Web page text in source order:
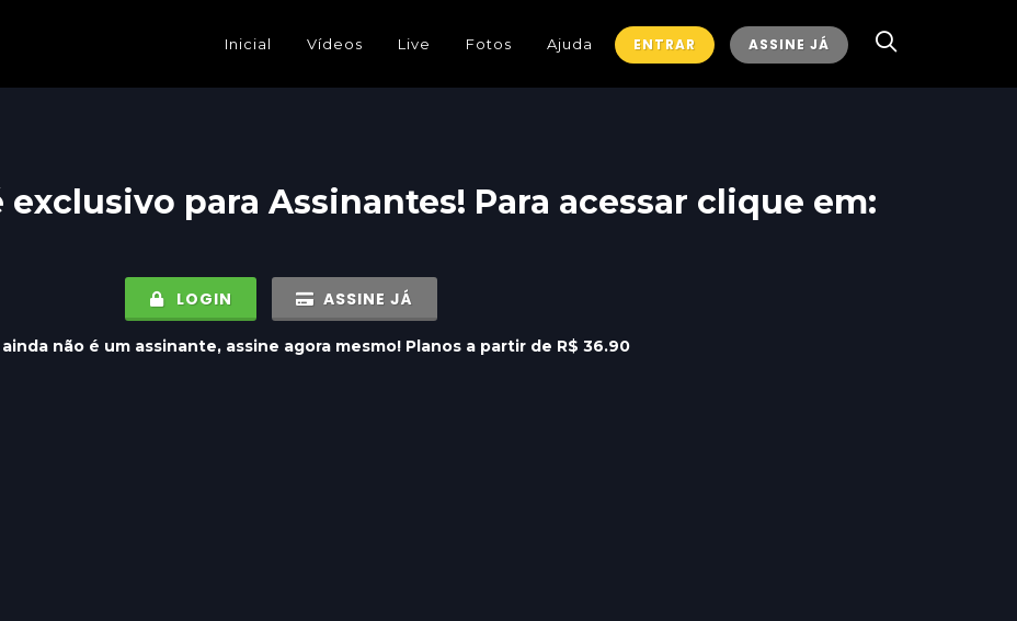
Inicial Vídeos Live Fotos Ajuda ENTRAR ASSINE JÁ
exclusivo para Assinantes! Para acessar clique em:
LOGIN ASSINE JÁ
não é um assinante, assine agora mesmo! Planos a partir de R$ 36.90